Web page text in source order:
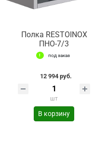
Полка RESTOINOX
ПНО-7/3
под заказ
12 994 руб.
шт
В корзину